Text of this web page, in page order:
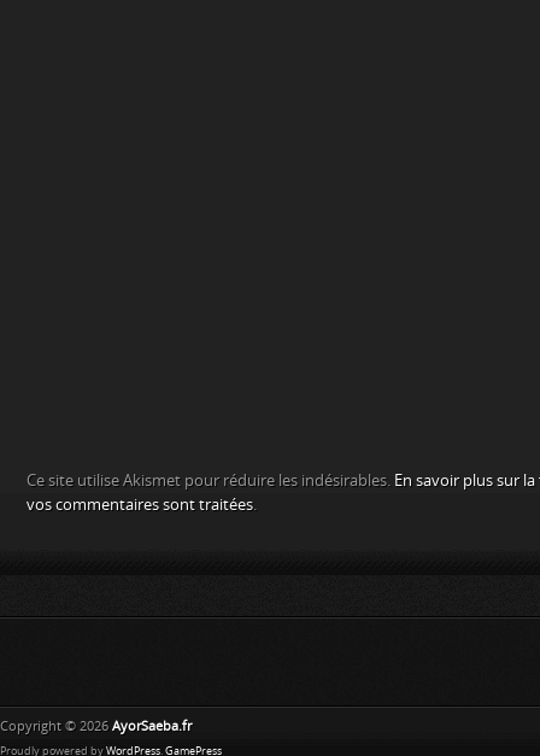
Ce site utilise Akismet pour réduire les indésirables. En savoir plus sur
vos commentaires sont traitées.
Copyright © 2026 AyorSaeba.fr
Proudly powered by WordPress. GamePress